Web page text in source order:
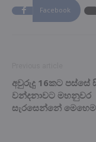
Facebook
අවුරුදු 16කට පස්සේ
වන්දනාවට මහනුවර
සැරසෙන්නේ